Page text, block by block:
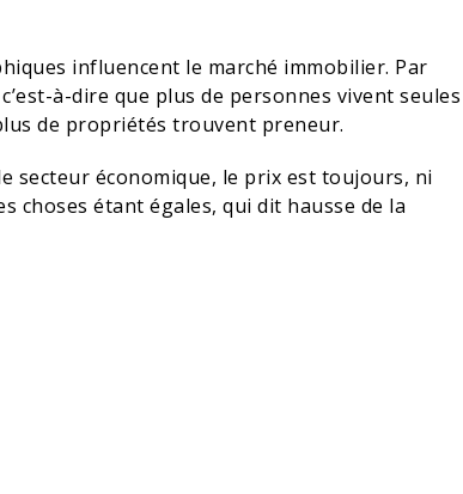
influencent le marché immobilier. Par
à-dire que plus de personnes vivent seules
de propriétés trouvent preneur.
secteur économique, le prix est toujours, ni
choses étant égales, qui dit hausse de la